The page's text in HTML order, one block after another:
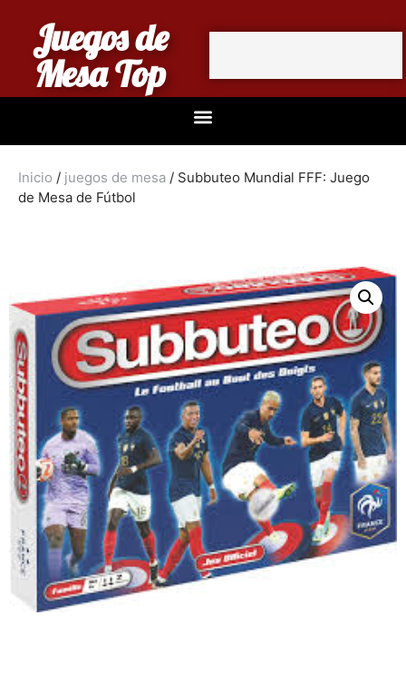
Juegos de
Mesa Top
Inicio / juegos de mesa / Subbuteo Mundial FFF: Juego
de Mesa de Fútbol